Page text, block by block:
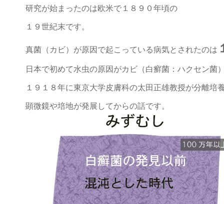
研究が始まったのは欧米で１８９０年頃の
１９世紀末です。
真菌（カビ）が原因で起こっている病気とされたのは
日本で初めて水虫の原因がカビ（白癬菌：ハクセン菌
１９１８年に東京大学皮膚科の太田正雄教授が分離培
顕微鏡や培地が発展してからの話です。